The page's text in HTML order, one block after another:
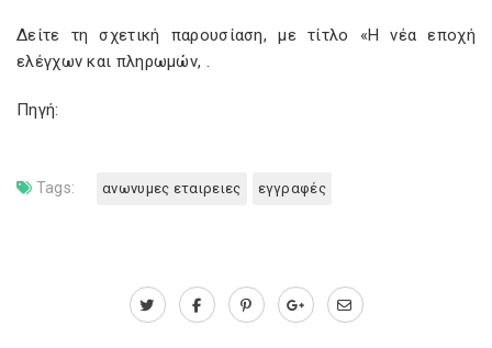
Δείτε τη σχετική παρουσίαση, με τίτλο «Η νέα εποχή
ελέγχων και πληρωμών, .
Πηγή:
Tags: ανωνυμες εταιρειες εγγραφές